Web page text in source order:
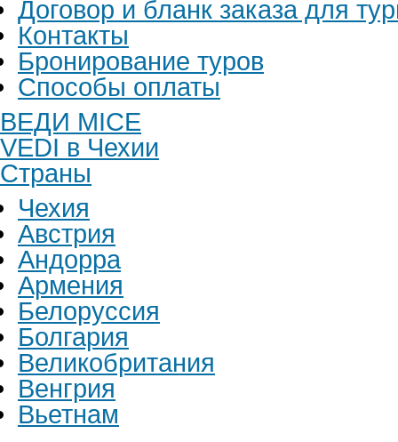
Договор и бланк заказа для
Контакты
Бронирование туров
Способы оплаты
ВЕДИ MICE
VEDI в Чехии
Страны
Чехия
Австрия
Андорра
Армения
Белоруссия
Болгария
Великобритания
Венгрия
Вьетнам